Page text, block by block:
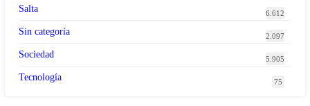
Salta 6.612
Sin categoría 2.097
Sociedad 5.905
Tecnología 75